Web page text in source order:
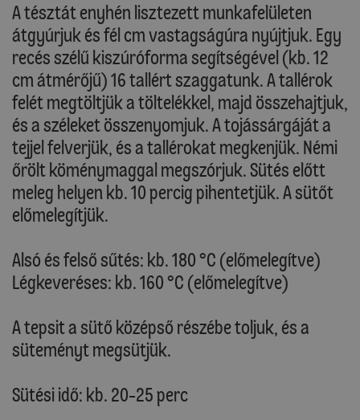
A tésztát enyhén lisztezett munkafelületen
átgyúrjuk és fél cm vastagságúra nyújtjuk. Egy
recés szélű kiszúróforma segítségével (kb. 12
cm átmérőjű) 16 tallért szaggatunk. A tallérok
felét megtöltjük a töltelékkel, majd összehajtjuk,
és a széleket összenyomjuk. A tojássárgáját a
tejjel felverjük, és a tallérokat megkenjük. Némi
őrölt köménymaggal megszórjuk. Sütés előtt
meleg helyen kb. 10 percig pihentetjük. A sütőt
előmelegítjük.
Alsó és felső sűtés: kb. 180 °C (előmelegítve)
Légkeveréses: kb. 160 °C (előmelegítve)
A tepsit a sütő középső részébe toljuk, és a
süteményt megsütjük.
Sütési idő: kb. 20-25 perc